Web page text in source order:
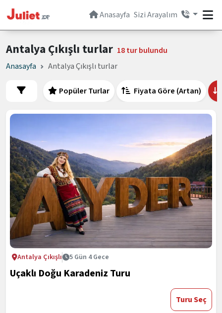
Anasayfa Sizi Arayalım
Antalya Çıkışlı turlar 18 tur bulundu
Anasayfa
Antalya Çıkışlı turlar
Popüler Turlar Fiyata Göre (Artan)
Antalya Çıkışlı 5 Gün 4 Gece
Uçaklı Doğu Karadeniz Turu
Turu Seç